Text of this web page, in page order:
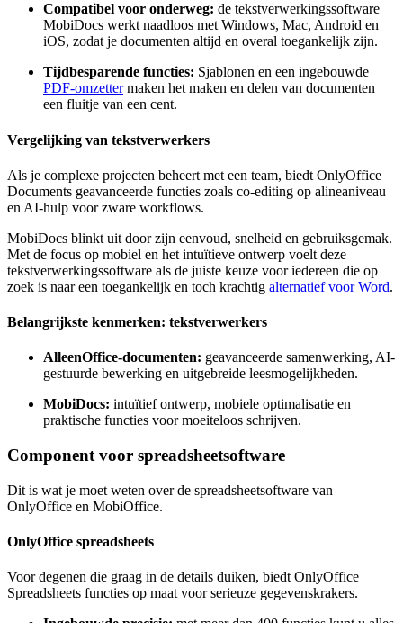
Compatibel voor onderweg: de tekstverwerkingssoftware
MobiDocs werkt naadloos met Windows, Mac, Android en
iOS, zodat je documenten altijd en overal toegankelijk zijn.
Tijdbesparende functies: Sjablonen en een ingebouwde
PDF-omzettermaken het maken en delen van documenten
een fluitje van een cent.
Vergelijking van tekstverwerkers
Als je complexe projecten beheert met een team, biedt OnlyOffice
Documents geavanceerde functies zoals co-editing op alineaniveau
en AI-hulp voor zware workflows.
MobiDocs blinkt uit door zijn eenvoud, snelheid en gebruiksgemak.
Met de focus op mobiel en het intuïtieve ontwerp voelt deze
tekstverwerkingssoftware als de juiste keuze voor iedereen die op
zoek is naar een toegankelijk en toch krachtig alternatief voor Word.
Belangrijkste kenmerken: tekstverwerkers
AlleenOffice-documenten: geavanceerde samenwerking, AI-
gestuurde bewerking en uitgebreide leesmogelijkheden.
MobiDocs: intuïtief ontwerp, mobiele optimalisatie en
praktische functies voor moeiteloos schrijven.
Component voor spreadsheetsoftware
Dit is wat je moet weten over de spreadsheetsoftware van
OnlyOffice en MobiOffice.
OnlyOffice spreadsheets
Voor degenen die graag in de details duiken, biedt OnlyOffice
Spreadsheets functies op maat voor serieuze gegevenskrakers.